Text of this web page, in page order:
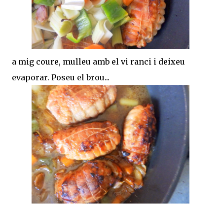
a mig coure, mulleu amb el vi ranci i deixeu
evaporar. Poseu el brou...